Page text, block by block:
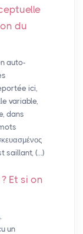
du
auto-
ici,
variable,
dans
saillant, (…)
? Et si on
un